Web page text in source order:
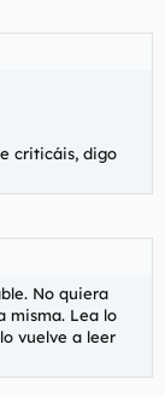
ponen al lado
en tu muslo,
luego limpiar el
Postcorrida.
tengas
para una
que pretenden
criticáis, digo
No quiera
misma. Lea lo
vuelve a leer